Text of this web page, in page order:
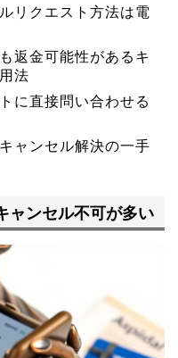
リクエスト方法は電
返金可能性があるキ
法
に直接問い合わせる
ャンセル解決の一手
ャンセル不可が多い